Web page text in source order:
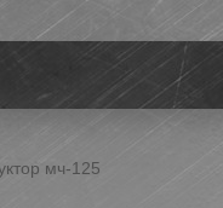
мч-125